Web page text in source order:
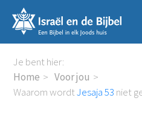
links
naar
de
inhoud
Je bent hier:
Home
Voor jou
Waarom wordtJesaja 53 niet
Doe
Voor